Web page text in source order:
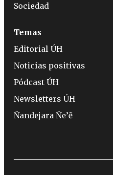
Sociedad
Temas
Editorial ÚH
Noticias positivas
Pódcast ÚH
Newsletters ÚH
Ñandejara Ñe’ẽ